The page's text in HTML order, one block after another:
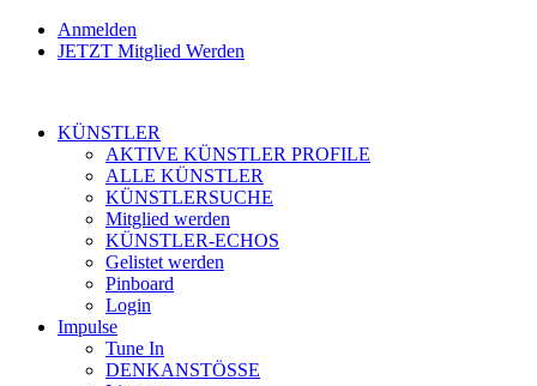
Anmelden
JETZT Mitglied Werden
KÜNSTLER
AKTIVE KÜNSTLER PROFILE
ALLE KÜNSTLER
KÜNSTLERSUCHE
Mitglied werden
KÜNSTLER-ECHOS
Gelistet werden
Pinboard
Login
Impulse
Tune In
DENKANSTÖSSE